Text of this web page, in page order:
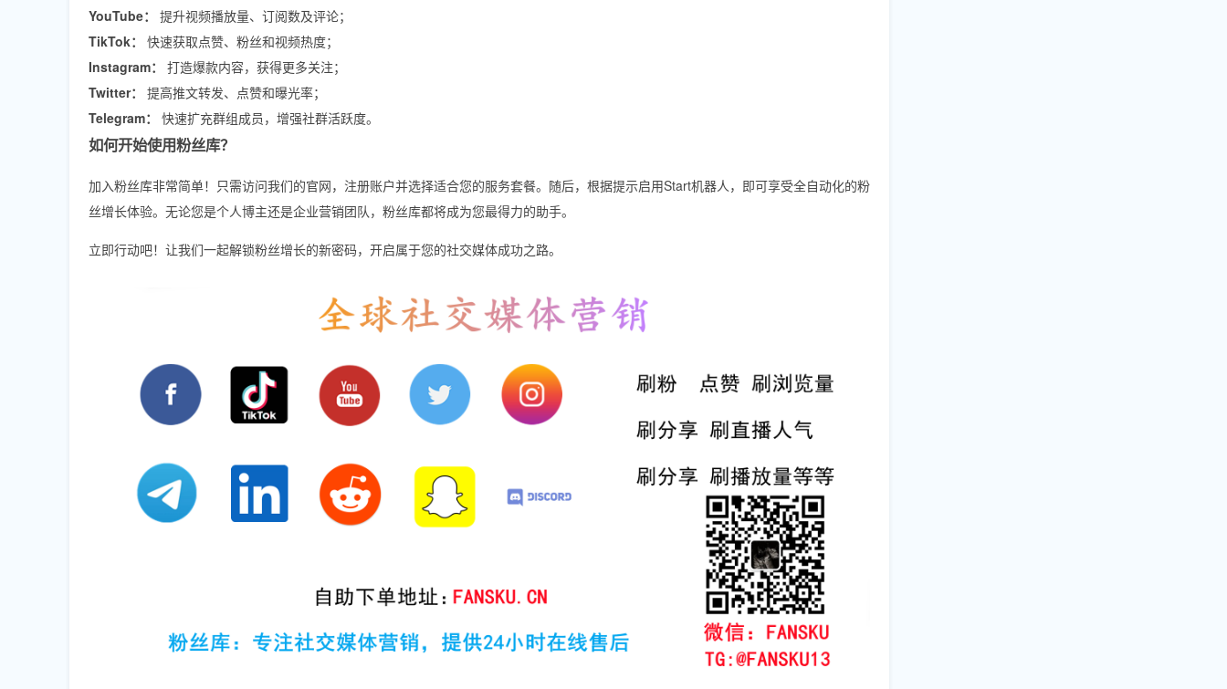
YouTube：
提升视频播放量、订阅数及评论；
TikTok：
快速获取点赞、粉丝和视频热度；
Instagram：
打造爆款内容，获得更多关注；
Twitter：
提高推文转发、点赞和曝光率；
Telegram：
快速扩充群组成员，增强社群活跃度。
如何开始使用粉丝库？
加入粉丝库非常简单！只需访问我们的官网，注册账户并选择适合您的服务套餐。随后，根据提示启用Start机器人，即可享受全自动化的粉
丝增长体验。无论您是个人博主还是企业营销团队，粉丝库都将成为您最得力的助手。
立即行动吧！让我们一起解锁粉丝增长的新密码，开启属于您的社交媒体成功之路。